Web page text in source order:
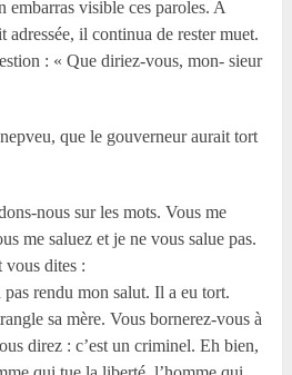
embarras visible ces paroles. A
il continua de rester muet.
: « Que diriez-vous, mon- sieur
que le gouverneur aurait tort
nous sur les mots. Vous me
me saluez et je ne vous salue pas.
vous dites :
rendu mon salut. Il a eu tort.
sa mère. Vous bornerez-vous à
direz : c’est un criminel. Eh bien,